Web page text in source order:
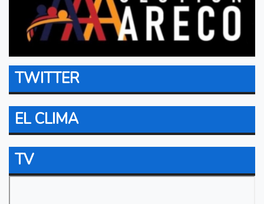
TWITTER
EL CLIMA
TV